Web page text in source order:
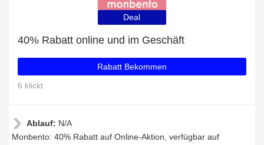
Deal
40% Rabatt online und im Geschäft
Rabatt Bekommen
6 klickt
Ablauf: N/A
Monbento: 40% Rabatt auf Online-Aktion, verfügbar auf